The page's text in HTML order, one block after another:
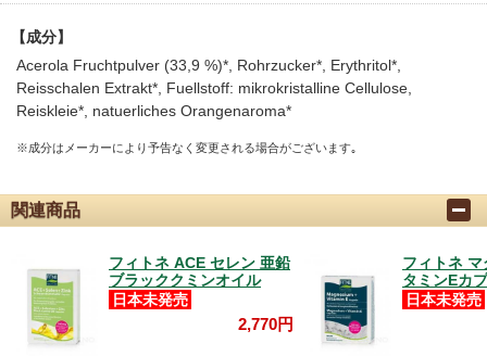
【成分】
Acerola Fruchtpulver (33,9 %)*, Rohrzucker*, Erythritol*,
Reisschalen Extrakt*, Fuellstoff: mikrokristalline Cellulose,
Reiskleie*, natuerliches Orangenaroma*
※成分はメーカーにより予告なく変更される場合がございます｡
関連商品
フィトネ ACE セレン 亜鉛
ブラッククミンオイル
日本未発売
2,770円
フィトネ
タミンEカ
日本未発売